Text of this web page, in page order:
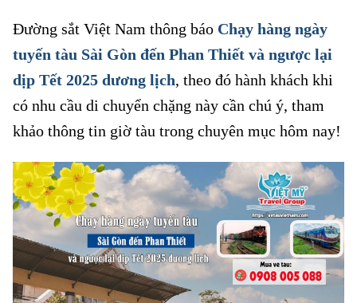
Đường sắt Việt Nam thông báo Chạy hàng ngày
tuyến tàu Sài Gòn đến Phan Thiết và ngược lại
dịp Tết 2025 dương lịch, theo đó hành khách khi
có nhu cầu di chuyển chặng này cần chú ý, tham
khảo thông tin giờ tàu trong chuyên mục hôm nay!